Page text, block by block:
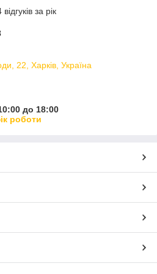
за рік
22, Харків, Україна
до 18:00
роботи